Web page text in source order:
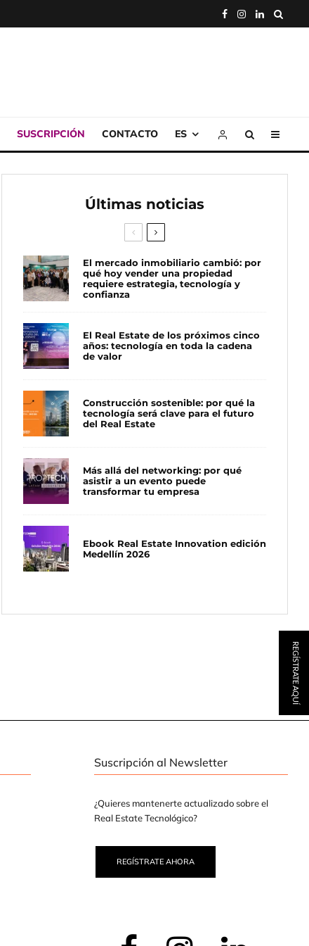
SUSCRIPCIÓN CONTACTO ES
Últimas noticias
El mercado inmobiliario cambió: por
qué hoy vender una propiedad
requiere estrategia, tecnología y
confianza
El Real Estate de los próximos cinco
años: tecnología en toda la cadena
de valor
Construcción sostenible: por qué la
tecnología será clave para el futuro
del Real Estate
Más allá del networking: por qué
asistir a un evento puede
transformar tu empresa
Ebook Real Estate Innovation edición
Medellín 2026
Suscripción al Newsletter
¿Quieres mantenerte actualizado sobre el
Real Estate Tecnológico?
REGÍSTRATE AHORA
REGÍSTRATE AQUÍ